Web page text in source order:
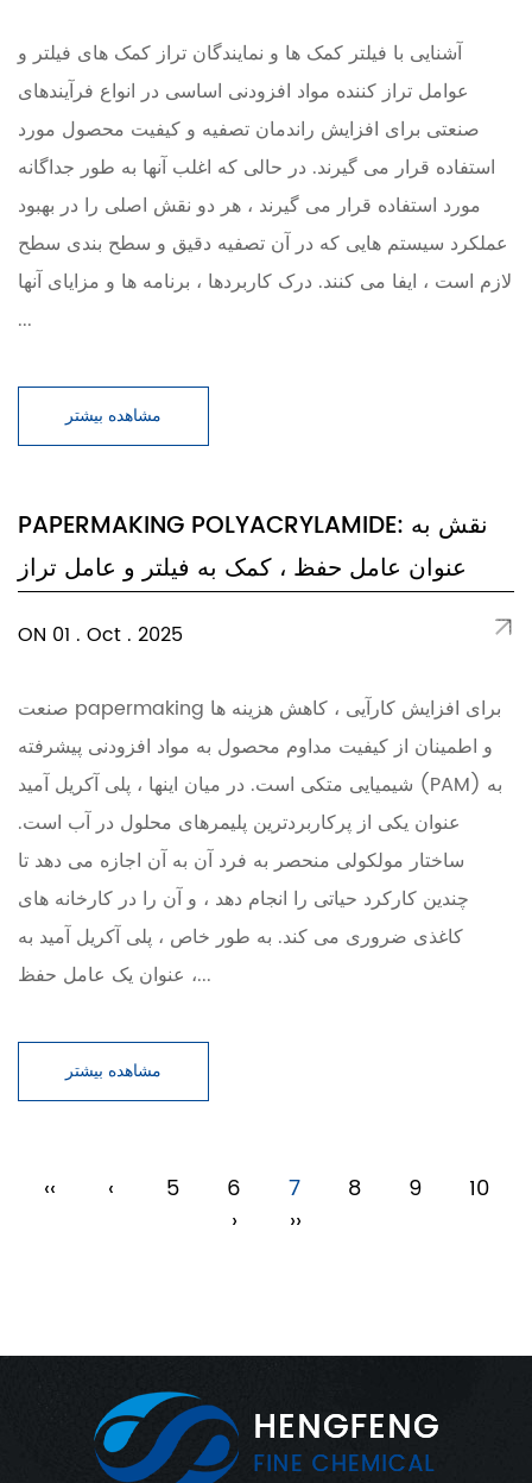
آشنایی با فیلتر کمک ها و نمایندگان تراز کمک های فیلتر و
عوامل تراز کننده مواد افزودنی اساسی در انواع فرآیندهای
صنعتی برای افزایش راندمان تصفیه و کیفیت محصول مورد
استفاده قرار می گیرند. در حالی که اغلب آنها به طور جداگانه
مورد استفاده قرار می گیرند ، هر دو نقش اصلی را در بهبود
عملکرد سیستم هایی که در آن تصفیه دقیق و سطح بندی سطح
لازم است ، ایفا می کنند. درک کاربردها ، برنامه ها و مزایای آنها
...
مشاهده بیشتر
PAPERMAKING POLYACRYLAMIDE: نقش به
عنوان عامل حفظ ، کمک به فیلتر و عامل تراز
ON 01 . Oct . 2025
صنعت papermaking برای افزایش کارآیی ، کاهش هزینه ها
و اطمینان از کیفیت مداوم محصول به مواد افزودنی پیشرفته
شیمیایی متکی است. در میان اینها ، پلی آکریل آمید (PAM) به
عنوان یکی از پرکاربردترین پلیمرهای محلول در آب است.
ساختار مولکولی منحصر به فرد آن به آن اجازه می دهد تا
چندین کارکرد حیاتی را انجام دهد ، و آن را در کارخانه های
کاغذی ضروری می کند. به طور خاص ، پلی آکریل آمید به
عنوان یک عامل حفظ ،...
مشاهده بیشتر
‹‹ ‹ 5 6 7 8 9
10
›
››